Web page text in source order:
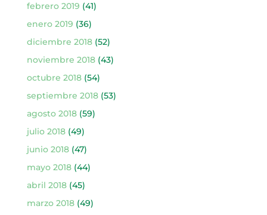
febrero 2019 (41)
enero 2019 (36)
diciembre 2018(52)
noviembre 2018(43)
octubre 2018(54)
septiembre 2018(53)
agosto 2018(59)
julio 2018(49)
junio 2018(47)
mayo 2018(44)
abril 2018(45)
marzo 2018(49)